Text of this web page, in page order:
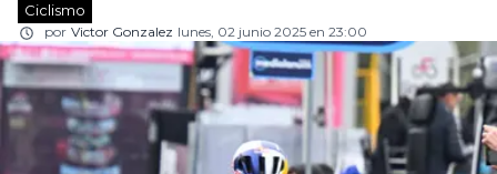
Ciclismo
por Victor Gonzalez lunes, 02 junio 2025 en 23:00